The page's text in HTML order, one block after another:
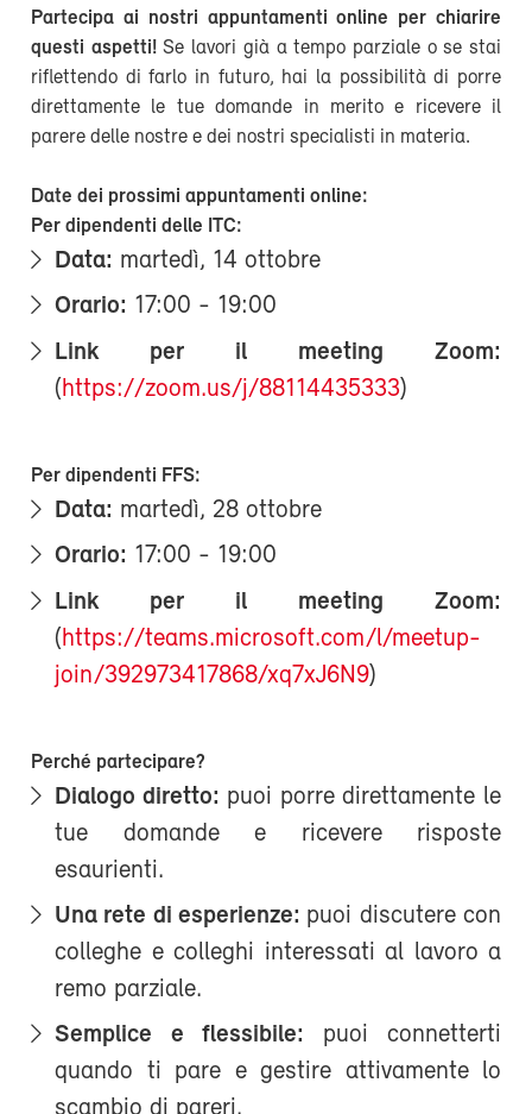
Partecipa ai nostri appuntamenti online per chiarire
questi aspetti!Se lavori già a tempo parziale o se stai
riflettendo di farlo in futuro, hai la possibilità di porre
direttamente le tue domande in merito e ricevere il
parere delle nostre e dei nostri specialisti in materia.
Date dei prossimi appuntamenti online:
Per dipendenti delle ITC:
Data: martedì, 14 ottobre
Orario: 17:00 - 19:00
Link per il meeting Zoom:
( https://zoom.us/j/88114435333)
Per dipendenti FFS:
Data: martedì, 28 ottobre
Orario: 17:00 - 19:00
Link per il meeting Zoom:
( https://teams.microsoft.com/l/meetup-
join/392973417868/xq7xJ6N9)
Perché partecipare?
Dialogo diretto: puoi porre direttamente le
tue domande e ricevere risposte
esaurienti.
Una rete di esperienze: puoi discutere con
colleghe e colleghi interessati al lavoro a
remo parziale.
Semplice e flessibile: puoi connetterti
quando ti pare e gestire attivamente lo
scambio di pareri.